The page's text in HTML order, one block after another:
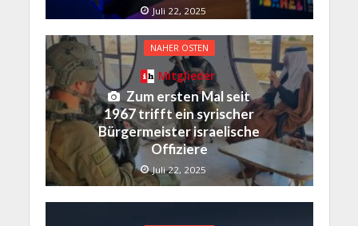
Juli 22, 2025
NAHER OSTEN
Mitglieder
Zum ersten Mal seit
1967 trifft ein syrischer
Bürgermeister israelische
Offiziere
Juli 22, 2025